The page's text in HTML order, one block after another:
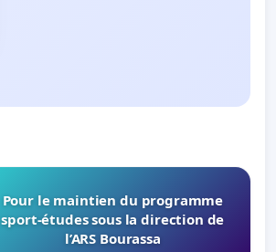
Pour le maintien du programme
sport-études sous la direction de
l’ARS Bourassa